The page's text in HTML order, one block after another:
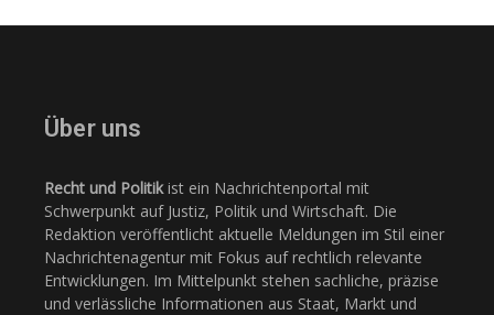
Über uns
Recht und Politikist ein Nachrichtenportal mit
Schwerpunkt auf Justiz, Politik und Wirtschaft. Die
Redaktion veröffentlicht aktuelle Meldungen im Stil einer
Nachrichtenagentur mit Fokus auf rechtlich relevante
Entwicklungen. Im Mittelpunkt stehen sachliche, präzise
und verlässliche Informationen aus Staat, Markt und